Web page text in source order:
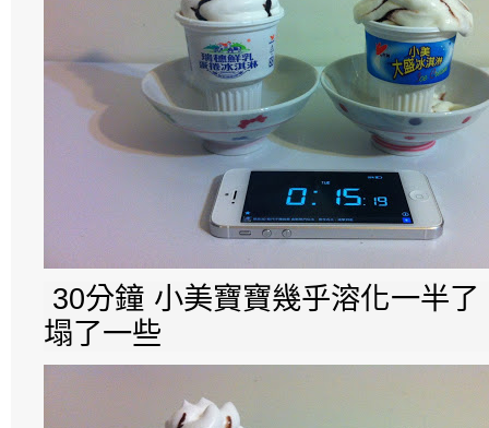
30分鐘 小美寶寶幾乎溶化一半
塌了一些